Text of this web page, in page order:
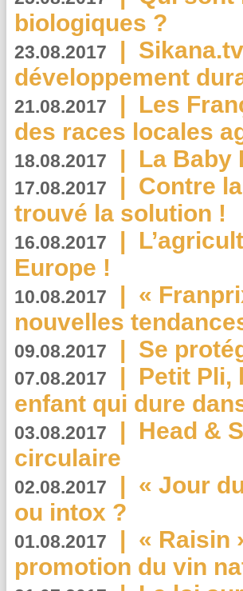
biologiques ?
23.08.2017 |
développement
21.08.2017 | Les
des races locales
18.08.2017 | La Baby
17.08.2017 | Contre
trouvé la solution !
16.08.2017 |
Europe !
10.08.2017 | «
nouvelles
09.08.2017 | Se
07.08.2017 | Petit Pli,
enfant qui dure
03.08.2017 | Head &
circulaire
02.08.2017 | « Jour
ou intox ?
01.08.2017 | « Raisin
promotion du vin